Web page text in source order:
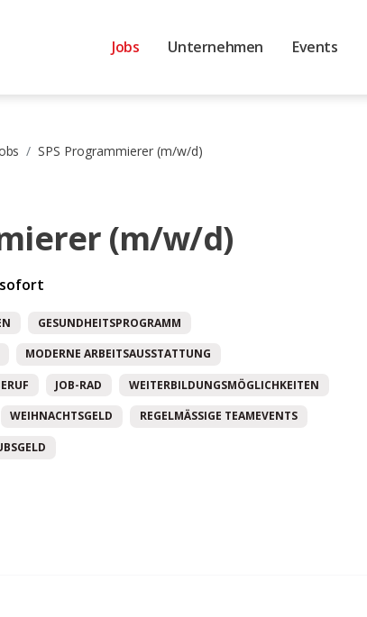
Jobs Unternehmen Events
SPS Programmierer (m/w/d)
(m/w/d)
GESUNDHEITSPROGRAMM
MODERNE ARBEITSAUSSTATTUNG
JOB-RAD WEITERBILDUNGSMÖGLICHKEITEN
WEIHNACHTSGELD REGELMÄSSIGE TEAMEVENTS